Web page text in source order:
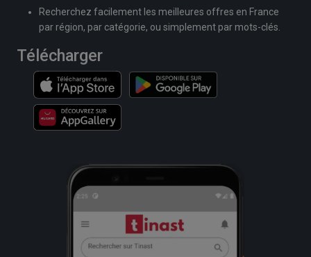
Recherchez facilement les meilleures offres en France
par région, par catégorie, ou simplement par mots-clés.
Télécharger